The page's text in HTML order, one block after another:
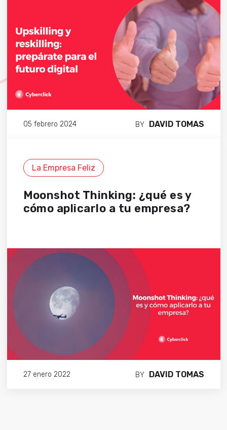
05 febrero 2024 BY DAVID TOMAS
La Empresa Feliz
Moonshot Thinking: ¿qué es y
cómo aplicarlo a tu empresa?
27 enero 2022 BY DAVID TOMAS